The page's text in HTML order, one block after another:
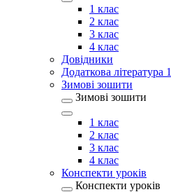
1 клас
2 клас
3 клас
4 клас
Довідники
Додаткова література
Зимові зошити
Зимові зошити
1 клас
2 клас
3 клас
4 клас
Конспекти уроків
Конспекти уроків